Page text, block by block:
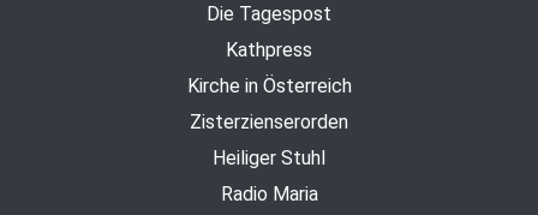
Die Tagespost
Kathpress
Kirche in Österreich
Zisterzienserorden
Heiliger Stuhl
Radio Maria